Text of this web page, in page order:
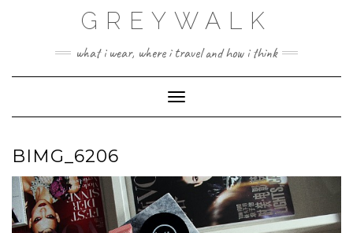
GREYWALK
what i wear, where i travel and how i think
Toggle Navigation
BIMG_6206